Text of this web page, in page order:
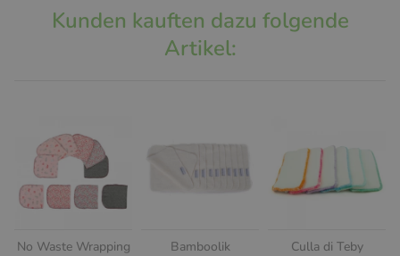
Kunden kauften dazu folgende
Artikel:
No Waste Wrapping Bamboolik Culla di Teby